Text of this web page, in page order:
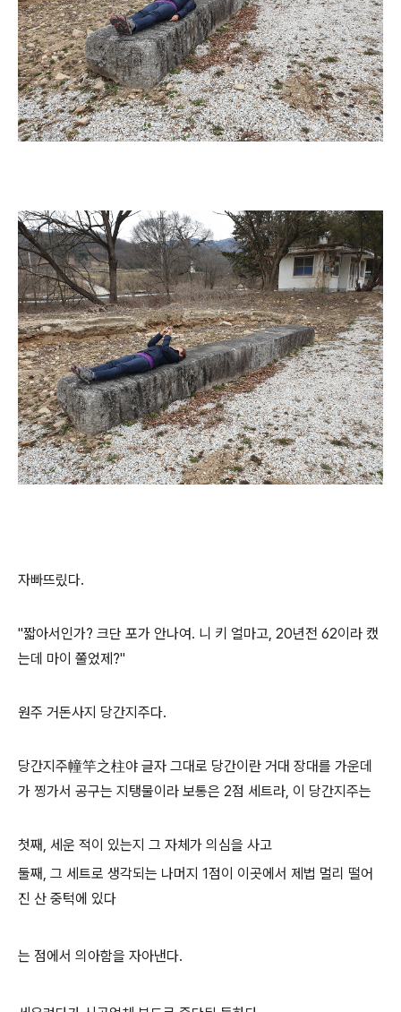
자빠뜨맀다.
"짧아서인가? 크단 포가 안나여. 니 키 얼마고, 20년전 62이라 캤
는데 마이 쭐었제?"
원주 거돈사지 당간지주다.
당간지주幢竿之柱야 글자 그대로 당간이란 거대 장대를 가운데
가 찡가서 공구는 지탱물이라 보통은 2점 세트라, 이 당간지주는
첫째, 세운 적이 있는지 그 자체가 의심을 사고
둘째, 그 세트로 생각되는 나머지 1점이 이곳에서 제법 멀리 떨어
진 산 중턱에 있다
는 점에서 의아함을 자아낸다.